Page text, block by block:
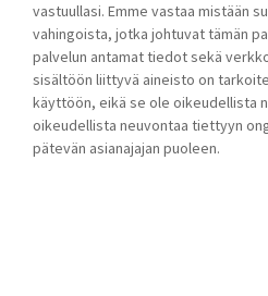
vastuullasi. Emme vastaa mistään
vahingoista, jotka johtuvat tämän
palvelun antamat tiedot sekä
sisältöön liittyvä aineisto on
käyttöön, eikä se ole oikeudellista
oikeudellista neuvontaa tiettyyn
pätevän asianajajan puoleen.